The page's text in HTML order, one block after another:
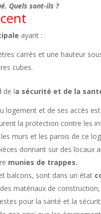
Quels sont-ils ?
ayant :
carrés et une hauteur
cubes.
de la sécurité et de la
logement et de ses accès
la protection contre les
murs et les parois de ce
donnant sur des locaux
munies de trappes.
balcons, sont dans un état
matériaux de
pour la santé et la